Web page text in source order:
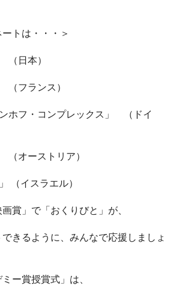
トは・・・＞
日本）
ランス）
ホフ・コンプレックス」 （ドイ
オーストリア）
（イスラエル）
賞」で「おくりびと」が、
きるように、みんなで応援しましょ
ー賞授賞式」は、